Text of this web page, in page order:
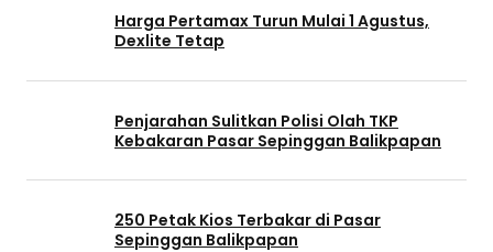
Harga Pertamax Turun Mulai 1 Agustus,
Dexlite Tetap
Penjarahan Sulitkan Polisi Olah TKP
Kebakaran Pasar Sepinggan Balikpapan
250 Petak Kios Terbakar di Pasar
Sepinggan Balikpapan